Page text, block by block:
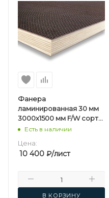
Фанера
ламинированная 30 мм
3000х1500 мм F/W сорт
1/1 березовая
Есть в наличии
Цена:
10 400 ₽/лист
В КОРЗИНУ